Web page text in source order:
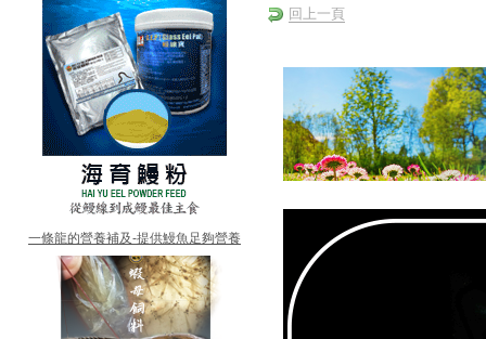
回上一頁
一條龍的營養補及-提供鰻魚足夠營養